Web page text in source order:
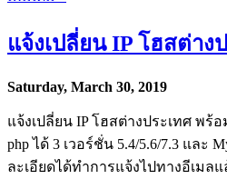
แจ้งเปลี่ยน IP โฮสต่าง
Saturday, March 30, 2019
แจ้งเปลี่ยน IP โฮสต่างประเทศ พร้
php ได้ 3 เวอร์ชั่น 5.4/5.6/7.3 และ
ละเอียดได้ทำการแจ้งไปทางอีเมลแ